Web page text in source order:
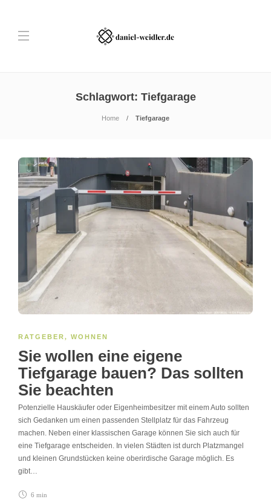
Schlagwort: Tiefgarage
Home Tiefgarage
RATGEBER, WOHNEN
Sie wollen eine eigene
Tiefgarage bauen? Das sollten
Sie beachten
Potenzielle Hauskäufer oder Eigenheimbesitzer mit einem Auto sollten
sich Gedanken um einen passenden Stellplatz für das Fahrzeug
machen. Neben einer klassischen Garage können Sie sich auch für
eine Tiefgarage entscheiden. In vielen Städten ist durch Platzmangel
und kleinen Grundstücken keine oberirdische Garage möglich. Es
gibt…
6 min